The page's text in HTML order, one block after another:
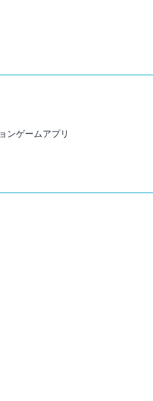
ーム関連のコンテンツを豊富に執筆中。
ンゲームアプリ